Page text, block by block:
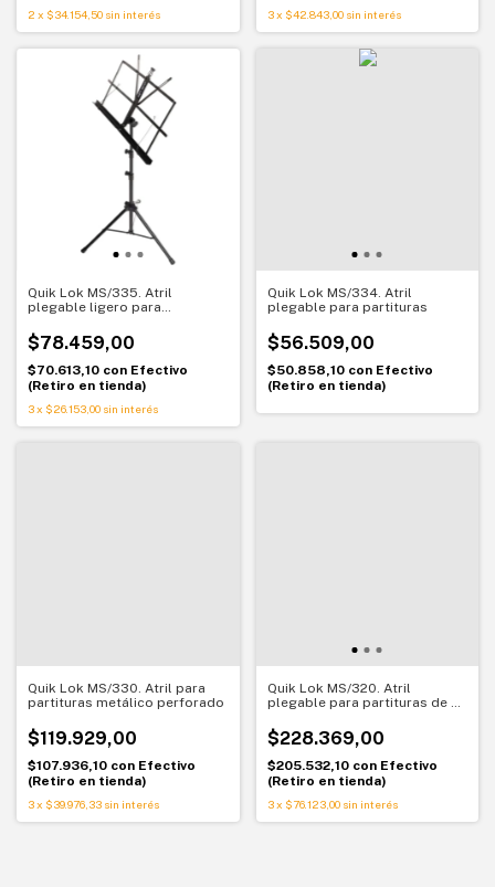
2 x $34.154,50 sin interés 3 x $42.843,00 sin interés
Quik Lok MS/335. Atril
plegable ligero para
$78.459,00
$70.613,10 con Efectivo
(Retiro en tienda)
3x $26.153,00 sin interés
Quik Lok MS/334. Atril
plegable para partituras
$56.509,00
$50.858,10 con Efectivo
(Retiro en tienda)
Quik Lok MS/330. Atril para
partituras metálico perforado
$119.929,00
$107.936,10 con Efectivo
(Retiro en tienda)
3x $39.976,33 sin interés
Quik Lok MS/320. Atril
plegable para partituras de 3
$228.369,00
$205.532,10 con Efectivo
(Retiro en tienda)
3 x $76.123,00 sin interés